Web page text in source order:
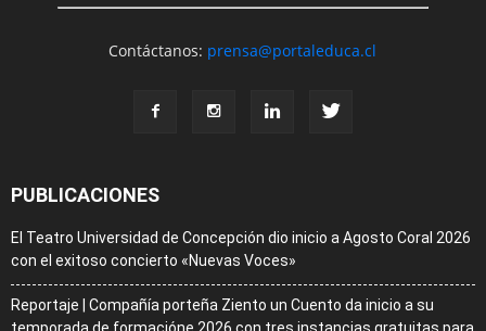
Contáctanos: prensa@portaleduca.cl
PUBLICACIONES
El Teatro Universidad de Concepción dio inicio a Agosto Coral 2026
con el exitoso concierto «Nuevas Voces»
Reportaje | Compañía porteña Ziento un Cuento da inicio a su